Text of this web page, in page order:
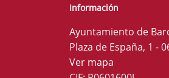
Información
Ayuntamiento de
Plaza de España, 1 -
Ver mapa